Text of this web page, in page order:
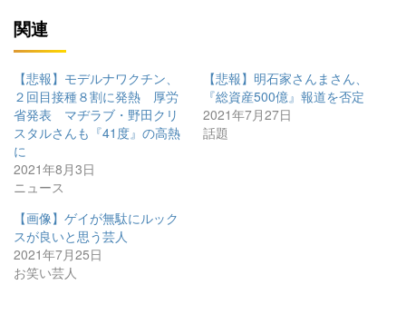
関連
【悲報】モデルナワクチン、
２回目接種８割に発熱 厚労
省発表 マヂラブ・野田クリ
スタルさんも『41度』の高熱
に
2021年8月3日
ニュース
【悲報】明石家さんまさん、
『総資産500億』報道を否定
2021年7月27日
話題
【画像】ゲイが無駄にルック
スが良いと思う芸人
2021年7月25日
お笑い芸人